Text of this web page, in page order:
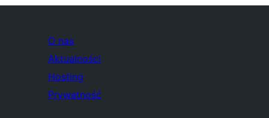
O nas
Aktualności
Hosting
Prywatność